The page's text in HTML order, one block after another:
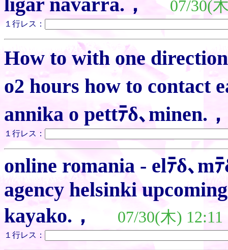
07/30(
１行レス：
How to with one
o2 hours how to contact
annika o pettﾃδ､minen.
１行レス：
online romania - elﾃδ､m
agency helsinki
kayako.，
07/30(木) 12:11
１行レス：